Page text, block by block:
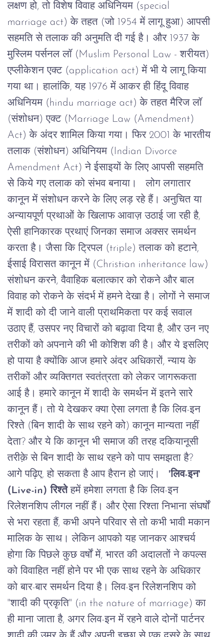
लक्षण हो,तो विशेष विवाह अधिनियम (special
marriage act)के तहत (जो 1954में लागू हुआ) आपसी
सहमति से तलाक की अनुमति दी गई है। और1937के
मुस्लिम पर्सनल लॉ (Muslim Personal Law -शरीयत)
एप्लीकेशन एक्ट (application act)में भी ये लागू किया
गया था। हालांकि,यह1976में आकर ही हिंदू विवाह
अधिनियम (hindu marriage act)के तहत मैरिज लॉ
(संशोधन)एक्ट (Marriage Law (Amendment)
Act)के अंदर शामिल किया गया। फिर2001के भारतीय
तलाक (संशोधन) अधिनियम (Indian Divorce
Amendment Act)ने ईसाइयों के लिए आपसी सहमति
से किये गए तलाक को संभव बनाया। लोग लगातार
कानून में संशोधन करने के लिए लड़ रहे हैं। अनुचित या
अन्यायपूर्ण प्रथाओं के खिलाफ आवाज़ उठाई जा रही है,
ऐसी हानिकारक प्रथाएं जिनका समाज अक्सर समर्थन
करता है। जैसा कि ट्रिपल (triple)तलाक को हटाने,
ईसाई विरासत कानून में (Christian inheritance law)
संशोधन करने,वैवाहिक बलात्कार को रोकने और बाल
विवाह को रोकने के संदर्भ में हमने देखा है। लोगों ने समाज
में शादी को दी जाने वाली प्राथमिकता पर कई सवाल
उठाए हैं,उसपर नए विचारों को बढ़ावा दिया है, और उन नए
तरीकों को अपनाने की भी कोशिश की है। और ये इसलिए
हो पाया है क्योंकि आज हमारे अंदर अधिकारों,न्याय के
तरीकों और व्यक्तिगत स्वतंत्रता को लेकर जागरूकता
आई है। हमारे कानून में शादी के समर्थन में इतने सारे
कानून हैं। तो ये देखकर क्या ऐसा लगता है कि लिव-इन
रिश्ते (बिन शादी के साथ रहने को)कानून मान्यता नहीं
देता? और ये कि कानून भी समाज की तरह दकियानूसी
तरीक़े से बिन शादी के साथ रहने को पाप समझता है?
आगे पढ़िए,हो सकता है आप हैरान हो जाएं। 'लिव-इन'
(Live-in)रिश्ते हमें हमेशा लगता है कि लिव-इन
रिलेशनशिप लीगल नहीं हैं। और ऐसा रिश्ता निभाना संघर्षों
से भरा रहता हैं,कभी अपने परिवार से तो कभी भावी मकान
मालिक के साथ। लेकिन आपको यह जानकर आश्चर्य
होगा कि पिछले कुछ वर्षों में, भारत की अदालतों ने कपल्स
को विवाहित नहीं होने पर भी एक साथ रहने के अधिकार
को बार-बार समर्थन दिया है। लिव-इन रिलेशनशिप को
"शादी की प्रकृति" (in the nature of marriage)का
ही माना जाता है, अगर लिव-इन में रहने वाले दोनों पार्टनर